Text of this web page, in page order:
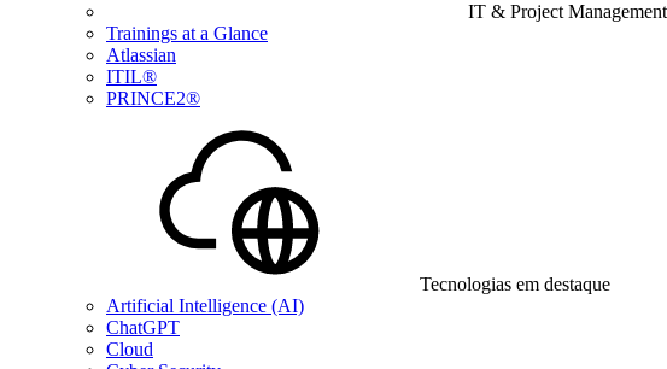
IT & Project Management
Trainings at a Glance
Atlassian
ITIL®
PRINCE2®
Tecnologias em destaque
Artificial Intelligence (AI)
ChatGPT
Cloud